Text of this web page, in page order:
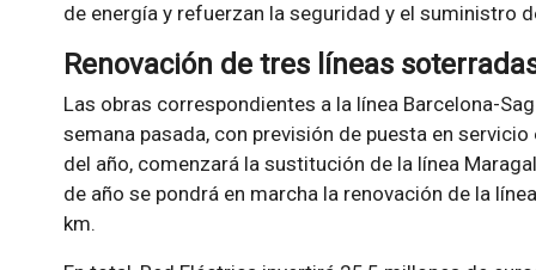
de energía y refuerzan la seguridad y el suministro
Renovación de tres líneas
Las obras correspondientes a la línea Barcelona-
semana pasada, con previsión de puesta en
del año, comenzará la sustitución de la línea
de año se pondrá en marcha la renovación de la
km.